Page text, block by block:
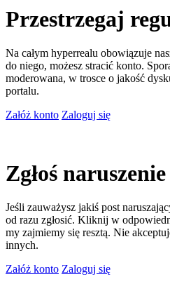
Przestrzegaj
Na całym hyperrealu obowiązuje
do niego, możesz stracić konto.
moderowana, w trosce o jakość
portalu.
Załóż konto Zaloguj się
Zgłoś
Jeśli zauważysz jakiś post
od razu zgłosić. Kliknij w
my zajmiemy się resztą. Nie
innych.
Załóż konto Zaloguj się